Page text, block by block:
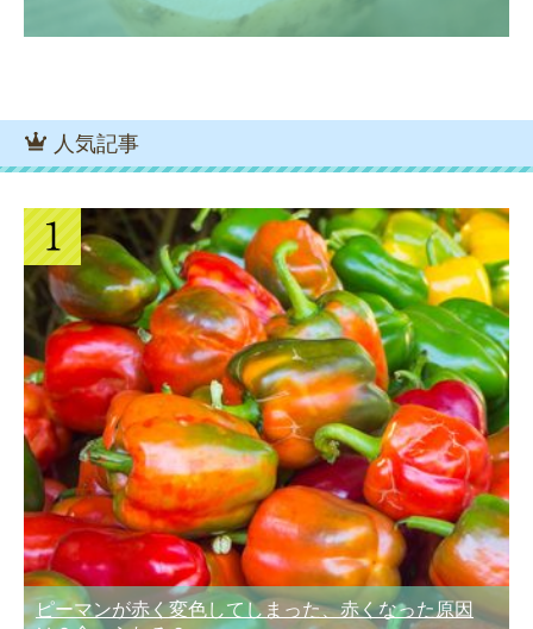
人気記事
ピーマンが赤く変色してしまった、赤くなった原因